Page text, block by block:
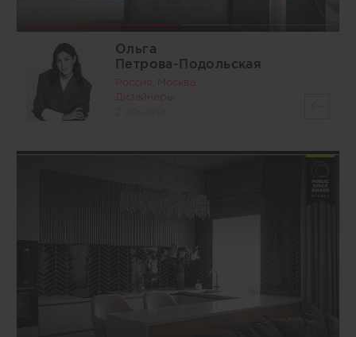
Ольга
Петрова-Подольская
Россия, Москва
Дизайнеры